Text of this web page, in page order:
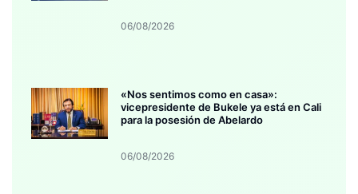
06/08/2026
«Nos sentimos como en casa»:
vicepresidente de Bukele ya está en Cali
para la posesión de Abelardo
06/08/2026